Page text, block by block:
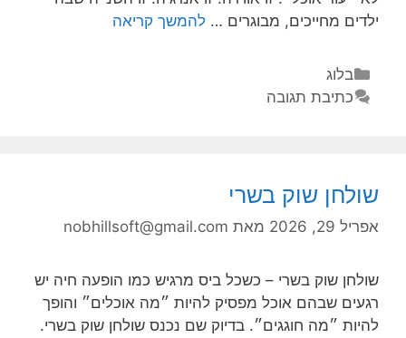
ילדים מחייכים, מבוגרים … להמשך קריאה
בלוג
כתיבת תגובה
שולחן שוק בשרי
אפריל 29, 2026 מאת nobhillsoft@gmail.com
שולחן שוק בשרי – כשכל ביס מרגיש כמו הופעה חיה יש
רגעים שבהם אוכל מפסיק להיות ״מה אוכלים״ והופך
להיות ״מה חוגגים״. בדיוק שם נכנס שולחן שוק בשרי.